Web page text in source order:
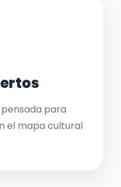
para
el mapa cultural